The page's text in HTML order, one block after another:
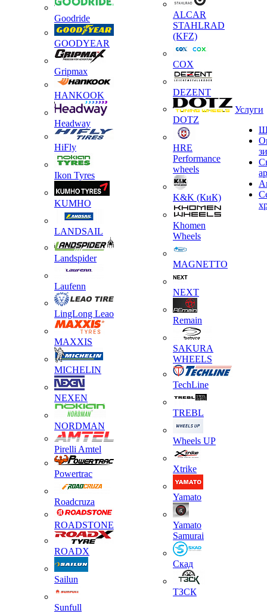
Goodride
GOODYEAR
Gripmax
HANKOOK
Headway
HiFly
Ikon Tyres
KUMHO
LANDSAIL
Landspider
Laufenn
LingLong Leao
MAXXIS
MICHELIN
NEXEN
NORDMAN
Pirelli Amtel
Powertrac
Roadcruza
ROADSTONE
ROADX
Sailun
Sunfull
ALCAR
STAHLRAD
(KFZ)
COX
DEZENT
DOTZ
HRE
Performance
wheels
K&K (КиК)
Khomen
Wheels
MAGNETTO
NEXT
Remain
SAKURA
WHEELS
TechLine
TREBL
Wheels UP
Xtrike
Yamato
Yamato
Samurai
Скад
ТЗСК
Услуги